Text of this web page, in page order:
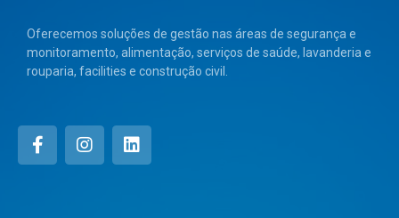
Oferecemos soluções de gestão nas áreas de segurança e
monitoramento, alimentação, serviços de saúde, lavanderia e
rouparia, facilities e construção civil.